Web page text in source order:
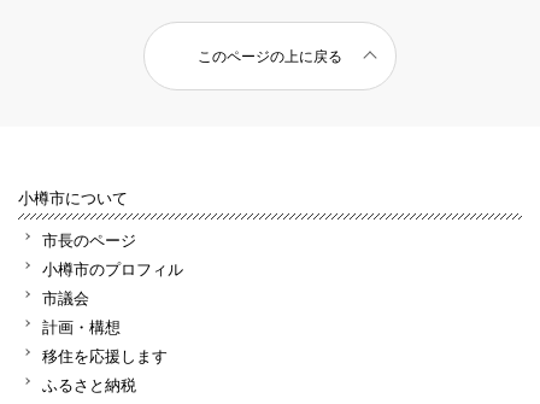
このページの上に戻る
小樽市について
市長のページ
小樽市のプロフィル
市議会
計画・構想
移住を応援します
ふるさと納税